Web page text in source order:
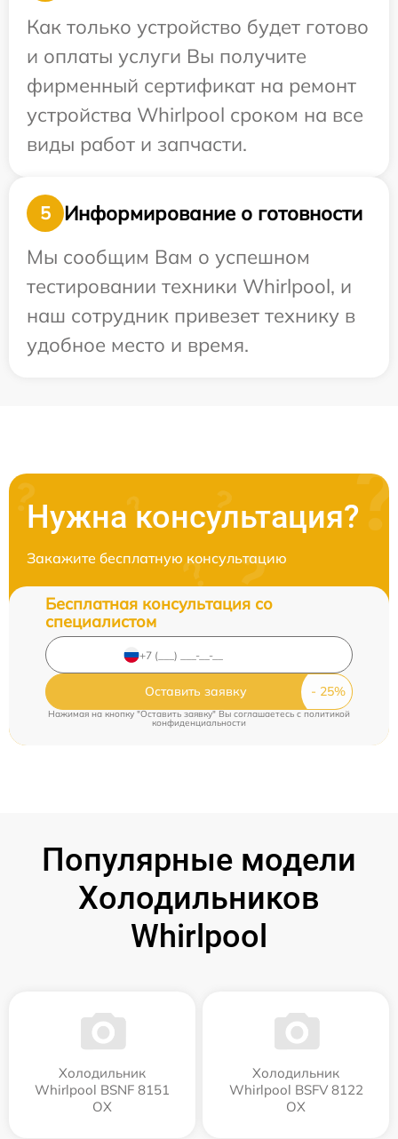
Как только устройство будет готово
и оплаты услуги Вы получите
фирменный сертификат на ремонт
устройства Whirlpool сроком на все
виды работ и запчасти.
5
Информирование о готовности
Мы сообщим Вам о успешном
тестировании техники Whirlpool, и
наш сотрудник привезет технику в
удобное место и время.
Нужна консультация?
Закажите бесплатную консультацию
Бесплатная консультация со
специалистом
Оставить заявку
Нажимая на кнопку "Оставить заявку" Вы соглашаетесь c политикой
конфиденциальности
Популярные модели
Холодильников
Whirlpool
Холодильник
Whirlpool BSNF 8151
OX
Холодильник
Whirlpool BSFV 8122
OX